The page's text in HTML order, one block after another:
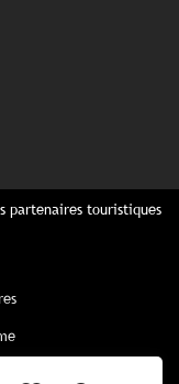
partenaires touristiques